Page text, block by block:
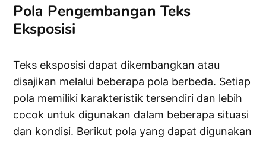
Pola Pengembangan Teks
Eksposisi
Teks eksposisi dapat dikembangkan atau
disajikan melalui beberapa pola berbeda. Setiap
pola memiliki karakteristik tersendiri dan lebih
cocok untuk digunakan dalam beberapa situasi
dan kondisi. Berikut pola yang dapat digunakan